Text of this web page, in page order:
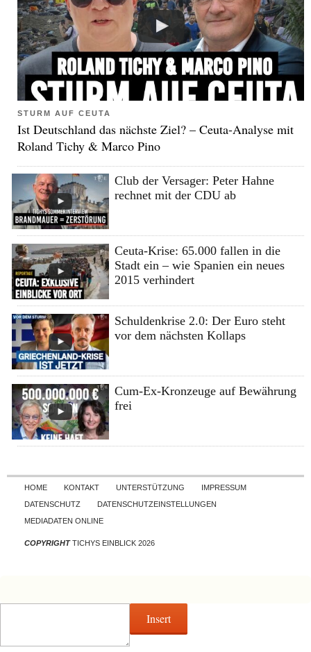
STURM AUF CEUTA
Ist Deutschland das nächste Ziel? – Ceuta-Analyse mit
Roland Tichy & Marco Pino
Club der Versager: Peter Hahne
rechnet mit der CDU ab
Ceuta-Krise: 65.000 fallen in die
Stadt ein – wie Spanien ein neues
2015 verhindert
Schuldenkrise 2.0: Der Euro steht
vor dem nächsten Kollaps
Cum-Ex-Kronzeuge auf Bewährung
frei
Skip to content
HOME KONTAKT UNTERSTÜTZUNG
IMPRESSUM
DATENSCHUTZ
DATENSCHUTZEINSTELLUNGEN
MEDIADATEN ONLINE
COPYRIGHTTICHYS EINBLICK 2026
Insert